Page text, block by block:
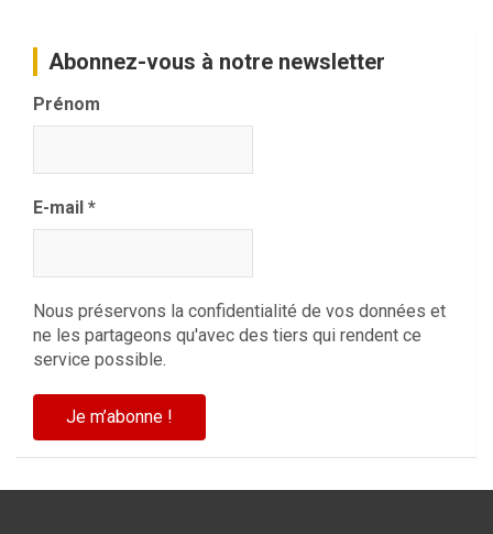
Abonnez-vous à notre newsletter
Prénom
E-mail *
Nous préservons la confidentialité de vos données et
ne les partageons qu'avec des tiers qui rendent ce
service possible.